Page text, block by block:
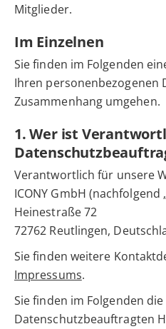
Mitglieder.
Im Einzelnen
Sie finden im Folgenden
Ihren personenbezogenen
Zusammenhang umgehen.
1. Wer ist
Verantwortlich für unsere
ICONY GmbH (nachfolgend
Heinestraße 72
72762 Reutlingen,
Sie finden weitere
Impressums.
Sie finden im Folgenden
Datenschutzbeauftragten